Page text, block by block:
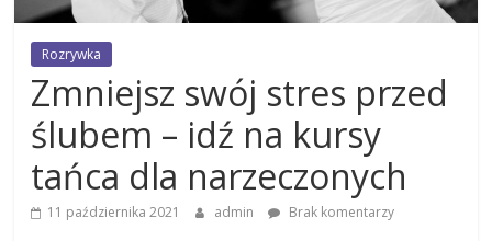
Rozrywka
Zmniejsz swój stres przed
ślubem – idź na kursy
tańca dla narzeczonych
11 października 2021 admin Brak komentarzy